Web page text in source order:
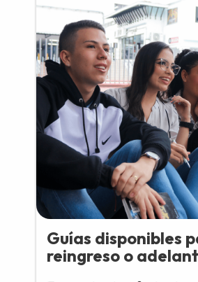
Guías disponibles
reingreso o